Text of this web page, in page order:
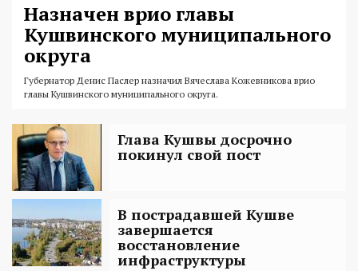
Назначен врио главы
Кушвинского муниципального
округа
Губернатор Денис Паслер назначил Вячеслава Кожевникова врио
главы Кушвинского муниципального округа.
Глава Кушвы досрочно
покинул свой пост
В пострадавшей Кушве
завершается
восстановление
инфраструктуры